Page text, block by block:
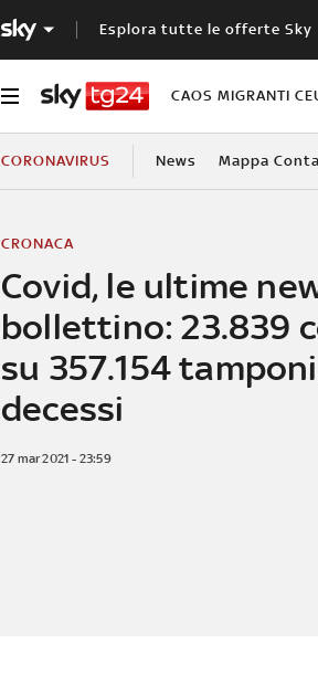
Esplora tutte le offerte Sky
CAOS MIGRANTI
CORONAVIRUS News Mappa
Covid, le ultime
bollettino: 23.839
su 357.154
decessi
CRONACA
27 mar 2021 - 23:59